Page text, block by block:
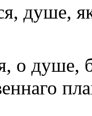
душе,
о душе,